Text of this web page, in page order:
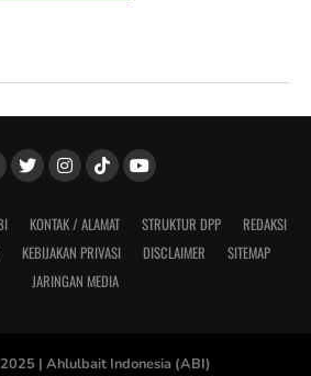
KONTAK / ALAMAT STRUKTUR DPP
REDAKSI
KEBIJAKAN PRIVASI DISCLAIMER
SITEMAP
JARINGAN MEDIA
| Ahlulbait Indonesia (ABI)